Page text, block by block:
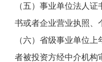
（五）事业单位法人
书或者企业营业执照、
（六）省级事业单位
者被投资方经中介机构